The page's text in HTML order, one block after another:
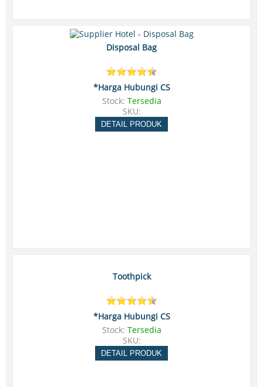
Disposal Bag
*Harga Hubungi CS
Stock: Tersedia
SKU:
DETAIL PRODUK
Toothpick
*Harga Hubungi CS
Stock: Tersedia
SKU:
DETAIL PRODUK